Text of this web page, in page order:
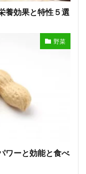
養効果と特性５選
野菜
ワーと効能と食べ